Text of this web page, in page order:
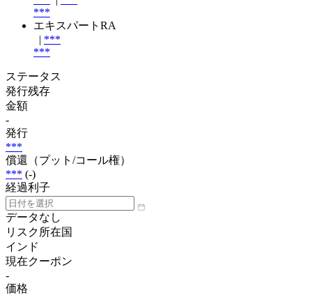
***
エキスパートRA
| ***
***
ステータス
発行残存
金額
-
発行
***
償還（プット/コール権）
*** (-)
経過利子
データなし
リスク所在国
インド
現在クーポン
-
価格